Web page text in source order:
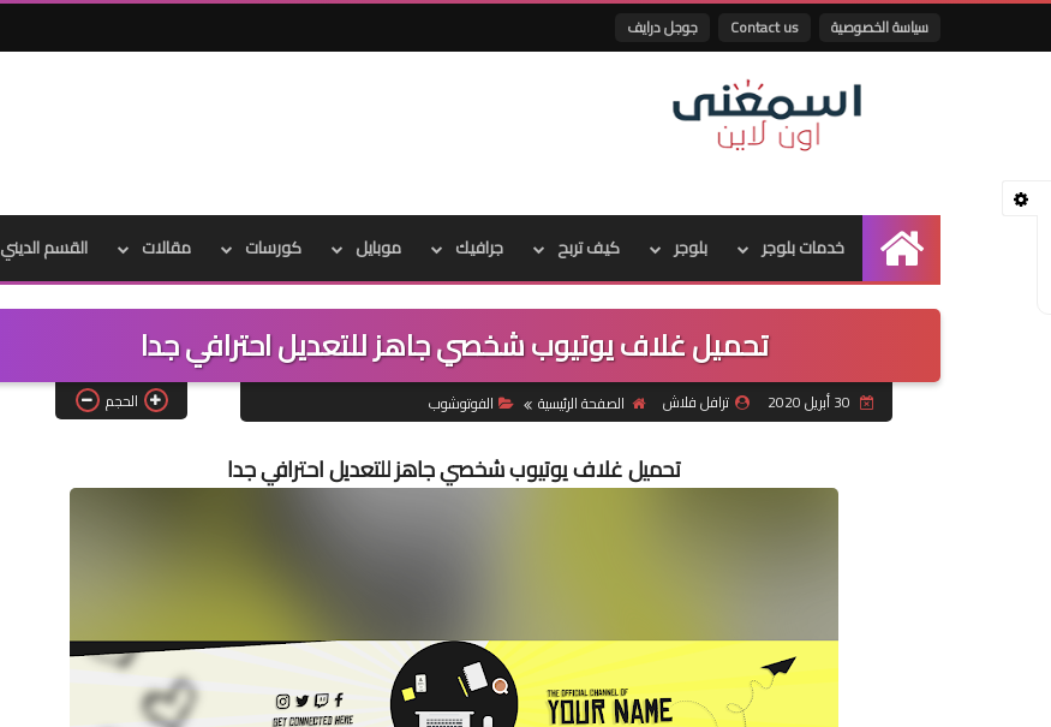
سياسة الخصوصية Contact us جوجل درايف
الرئيسية
خدمات بلوجر بلوجر كيف تربح جرافيك موبايل كورسات مقالات القسم الديني
تحميل غلاف يوتيوب شخصي جاهز للتعديل احترافي جدا
ترافل فلاش الصفحة الرئيسية الفوتوشوب الحجم
تحميل غلاف يوتيوب شخصي جاهز للتعديل احترافي جدا